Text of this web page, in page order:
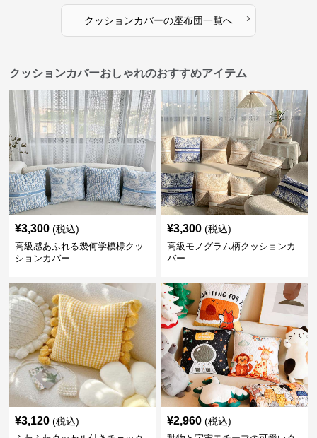
クッションカバーの座布団一覧へ ›
クッションカバーおしゃれのおすすめアイテム
¥3,300 (税込)
高級感あふれる幾何学模様クッ
ションカバー
¥3,300 (税込)
高級モノグラム柄クッションカ
バー
¥3,120 (税込) ¥2,960 (税込)